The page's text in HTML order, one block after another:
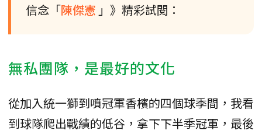
信念「陳傑憲 」》精彩試閱：
無私團隊，是最好的文化
從加入統一獅到噴冠軍香檳的四個球季間，我看
到球隊爬出戰績的低谷，拿下下半季冠軍，最後